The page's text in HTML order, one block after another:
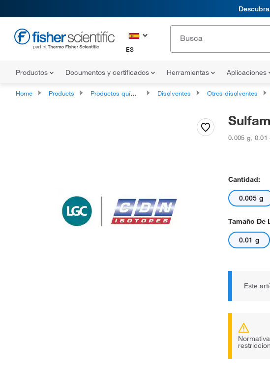
ES
Productos Documentos y certificados Herramientas Aplicaciones
Home Products Productos químicos Disolventes Otros disolventes
0.005 g, 0.01
Cantidad:
0.005 g
Tamaño De
0.01 g
Este